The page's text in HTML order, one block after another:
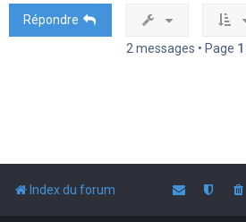
Répondre
2 messages • Page 1
Index du forum